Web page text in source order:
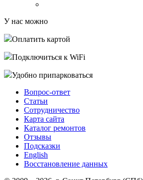
У нас можно
Оплатить картой
Подключиться к WiFi
Удобно припарковаться
Вопрос-ответ
Статьи
Сотрудничество
Карта сайта
Каталог ремонтов
Отзывы
Подсказки
English
Восстановление данных